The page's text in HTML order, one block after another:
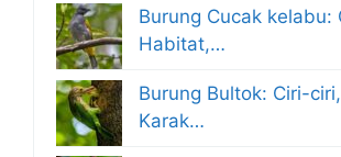
Burung Cucak kelabu:
Habitat,…
Burung Bultok: Ciri-
Karak…